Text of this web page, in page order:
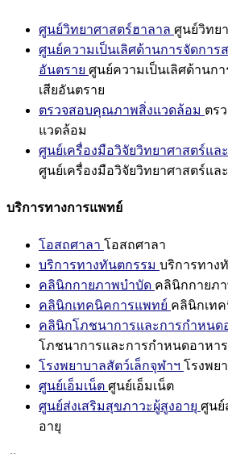
ศูนย์วิทยาศาสตร์ฮาลาล ศูนย์วิทย
ศูนย์ความเป็นเลิศด้านการจัดการ
อันตราย ศูนย์ความเป็นเลิศด้านก
เสียอันตราย
ตรวจสอบคุณภาพสิ่งแวดล้อม ตร
แวดล้อม
ศูนย์เครื่องมือวิจัยวิทยาศาสตร์แล
ศูนย์เครื่องมือวิจัยวิทยาศาสตร์แล
บริการทางการแพทย์
โอสถศาลา โอสถศาลา
บริการทางทันตกรรม บริการทาง
คลินิกกายภาพบำบัด คลินิกกายภ
คลินิกเทคนิคการแพทย์ คลินิกเท
คลินิกโภชนาการและการกำหนด
โภชนาการและการกำหนดอาหาร
โรงพยาบาลสัตว์เล็กจุฬาฯ โรงพย
ศูนย์เอ็มเน็ต ศูนย์เอ็มเน็ต
ศูนย์ส่งเสริมสุขภาวะผู้สูงอายุ ศูนย์
อายุ